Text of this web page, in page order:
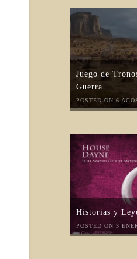
Juego de
Guerra
POSTED ON 6
Historias y
POSTED ON 3